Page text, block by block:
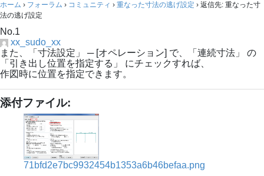
ホーム › フォーラム › コミュニティ › 重なった寸法の逃げ設定 › 返信先: 重なった寸
法の逃げ設定
No.1
xx_sudo_xx
また、「寸法設定」 ─ [オペレーション] で、「連続寸法」 の
「引き出し位置を指定する」 にチェックすれば、
作図時に位置を指定できます。
添付ファイル:
71bfd2e7bc9932454b1353a6b46befaa.png